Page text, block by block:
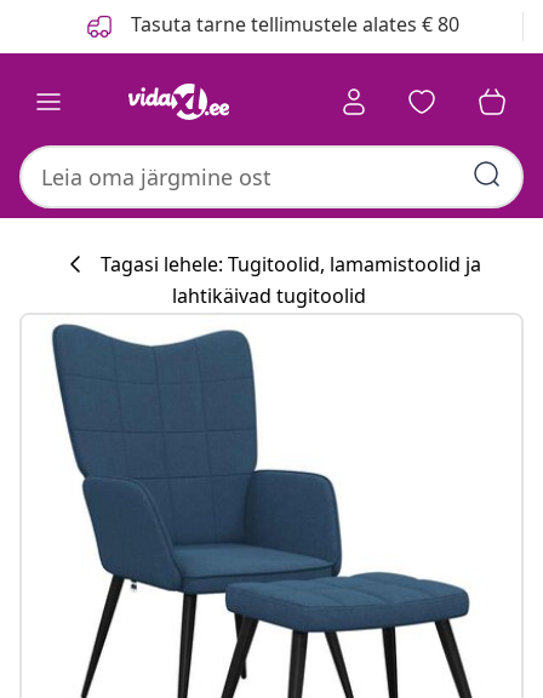
Tasuta tarne tellimustele alates € 80
Tagasi lehele: Tugitoolid, lamamistoolid ja
lahtikäivad tugitoolid